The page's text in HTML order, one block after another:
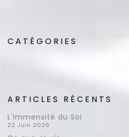
CATÉGORIES
ARTICLES RÉCENTS
L'Immensité du Soi
22 Juin 2026